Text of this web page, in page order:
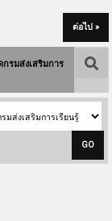
ต่อไป »
รมส่งเสริมการ